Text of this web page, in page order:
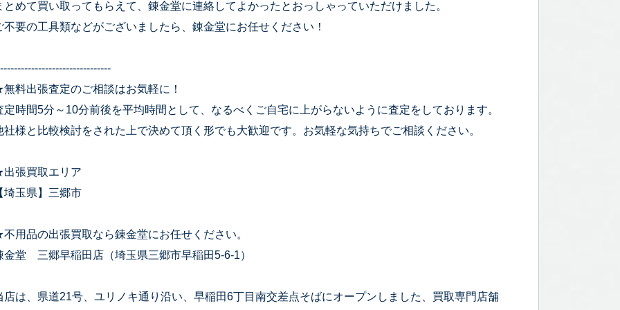
とめて買い取ってもらえて、錬金堂に連絡してよかったとおっしゃっていただけました。
不要の工具類などがございましたら、錬金堂にお任せください！
料出張査定のご相談はお気軽に！
定時間5分～10分前後を平均時間として、なるべくご自宅に上がらないように査定をしております。
社様と比較検討をされた上で決めて頂く形でも大歓迎です。お気軽な気持ちでご相談ください。
張買取エリア
埼玉県】三郷市
用品の出張買取なら錬金堂にお任せください。
金堂 三郷早稲田店（埼玉県三郷市早稲田5-6-1）
店は、県道21号、ユリノキ通り沿い、早稲田6丁目南交差点そばにオープンしました、買取専門店舗